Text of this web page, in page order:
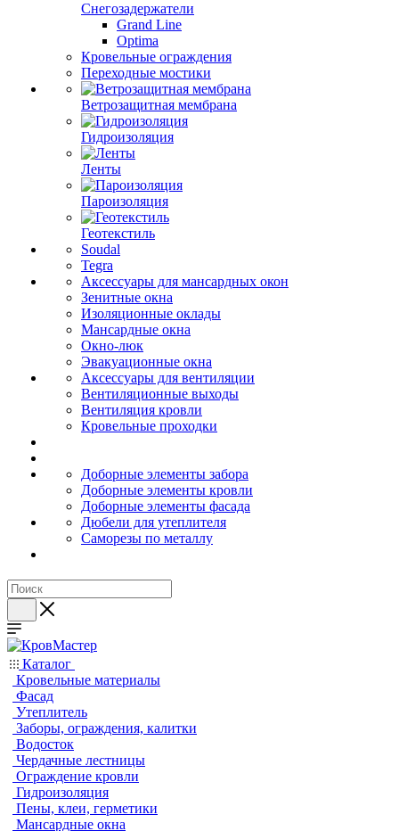
Снегозадержатели
Grand Line
Optima
Кровельные ограждения
Переходные мостики
Ветрозащитная мембрана
Гидроизоляция
Ленты
Пароизоляция
Геотекстиль
Soudal
Tegra
Аксессуары для мансардных окон
Зенитные окна
Изоляционные оклады
Мансардные окна
Окно-люк
Эвакуационные окна
Аксессуары для вентиляции
Вентиляционные выходы
Вентиляция кровли
Кровельные проходки
Доборные элементы забора
Доборные элементы кровли
Доборные элементы фасада
Дюбели для утеплителя
Саморезы по металлу
Каталог
Кровельные материалы
Фасад
Утеплитель
Заборы, ограждения, калитки
Водосток
Чердачные лестницы
Ограждение кровли
Гидроизоляция
Пены, клеи, герметики
Мансардные окна